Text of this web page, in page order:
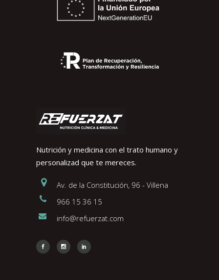
Nutrición y medicina con el trato humano y
personalizad que te mereces.
Av. de la Constitución, 96 - Villena
966 15 36 15
info@refuerzat.com